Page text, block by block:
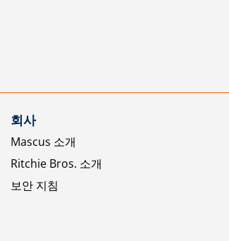
회사
Mascus 소개
Ritchie Bros. 소개
보안 지침